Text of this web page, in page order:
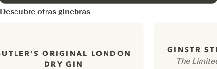
Descubre otras ginebras
ORIGINAL LONDON
DRY GIN
GINSTR
The